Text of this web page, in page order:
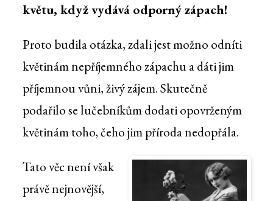
květu, když vydává odporný zápach!
Proto budila otázka, zdali jest možno odníti
květinám nepříjemného zápachu a dáti jim
příjemnou vůni, živý zájem. Skutečně
podařilo se lučebníkům dodati opovrženým
květinám toho, čeho jim příroda nedopřála.
Tato věc není však
právě nejnovější,